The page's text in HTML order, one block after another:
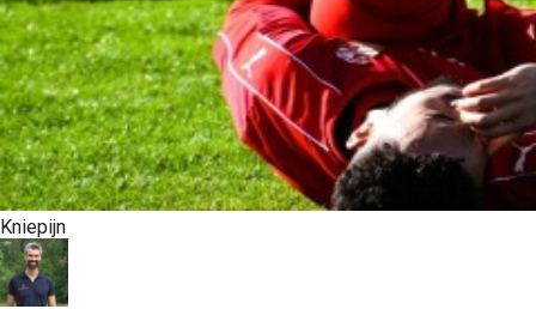
Kniepijn
gebruikt
deze
kan de
niet
worden
om